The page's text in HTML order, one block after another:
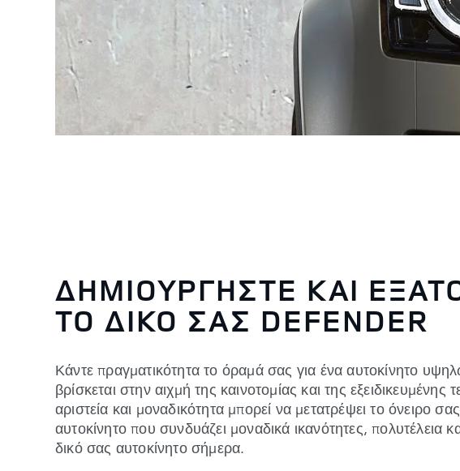
ΔΗΜΙΟΥΡΓΗΣΤΕ ΚΑΙ
ΤΟ ΔΙΚΟ ΣΑΣ DEFENDER
Κάντε πραγματικότητα το όραμά σας για ένα αυτοκίνητο
βρίσκεται στην αιχμή της καινοτομίας και της
αριστεία και μοναδικότητα μπορεί να μετατρέψει το όνειρο
αυτοκίνητο που συνδυάζει μοναδικά ικανότητες, πολυτέλεια
δικό σας αυτοκίνητο σήμερα.